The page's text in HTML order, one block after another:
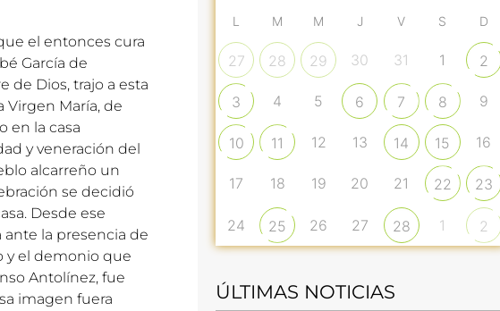
el entonces cura
García de
de Dios, trajo a esta
Virgen María, de
en la casa
y veneración del
alcarreño un
se decidió
Desde ese
la presencia de
y el demonio que
Antolínez, fue
imagen fuera
L M M J V S D
27 28 29 30 31 1 2
3 4 5 6 7 8 9
10 11 12 13 14 15 16
17 18 19 20 21 22 23
24 25 26 27 28 1 2
ÚLTIMAS NOTICIAS